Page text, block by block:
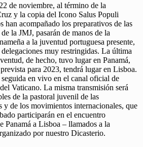
de noviembre, al término de la
y la copia del Icono Salus Populi
han acompañado los preparativos de las
la JMJ, pasarán de manos de la
a la juventud portuguesa presente,
muy restringidas. La última
de hecho, tuvo lugar en Panamá,
para 2023, tendrá lugar en Lisboa.
en vivo en el canal oficial de
Vaticano. La misma transmisión será
de la pastoral juvenil de las
y de los movimientos internacionales, que
participarán en el encuentro
Panamá a Lisboa – llamados a la
por nuestro Dicasterio.